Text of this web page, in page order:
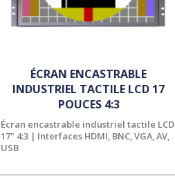
ÉCRAN ENCASTRABLE
INDUSTRIEL TACTILE LCD 17
POUCES 4:3
Écran encastrable industriel tactile LCD
17" 4:3 | Interfaces HDMI, BNC, VGA, AV,
USB